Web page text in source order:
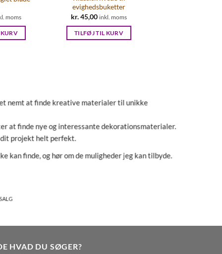
moms
evighedsbuketter
kr.45,00 inkl. moms
TILFØJ TIL KURV
nemt at finde kreative materialer til unikke
at finde nye og interessante dekorationsmaterialer.
projekt helt perfekt.
kan finde, og hør om de muligheder jeg kan tilbyde.
HVAD DU SØGER?